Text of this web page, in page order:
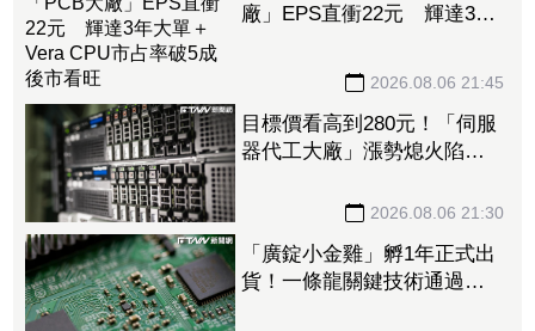
廠」EPS直衝22元 輝達3年
2026.08.06 21:45
目標價看高到280元！「伺服
器代工大廠」漲勢熄火陷連2
張、抽回21億元2026.08.06 21:30
「廣錠小金雞」孵1年正式出
貨！一條龍關鍵技術通過驗